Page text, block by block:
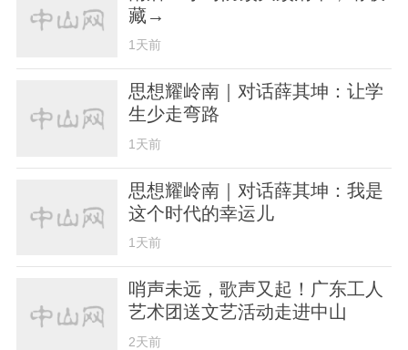
藏→
1天前
思想耀岭南｜对话薛其坤：让学
生少走弯路
1天前
思想耀岭南｜对话薛其坤：我是
这个时代的幸运儿
1天前
哨声未远，歌声又起！广东工人
艺术团送文艺活动走进中山
2天前